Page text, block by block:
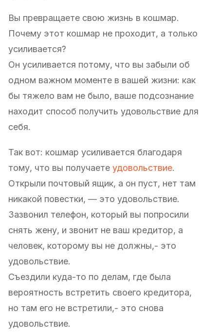
Вы превращаете свою жизнь в кошмар.
Почему этот кошмар не проходит, а только
усиливается?
Он усиливается потому, что вы забыли об
одном важном моменте в вашей жизни: как
бы тяжело вам не было, ваше подсознание
находит способ получить удовольствие для
себя.
Так вот: кошмар усиливается благодаря
тому, что вы получаете удовольствие.
Открыли почтовый ящик, а он пуст, нет там
никакой повестки, — это удовольствие.
Зазвонил телефон, который вы попросили
снять жену, и звонит не ваш кредитор, а
человек, которому вы не должны,- это
удовольствие.
Съездили куда-то по делам, где была
вероятность встретить своего кредитора,
но там его не встретили,- это снова
удовольствие.